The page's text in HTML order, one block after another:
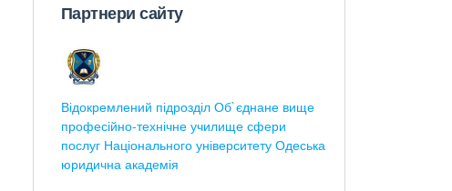
Партнери сайту
Відокремлений підрозділ Об`єднане вище
професійно-технічне училище сфери
послуг Національного університету Одеська
юридична академія